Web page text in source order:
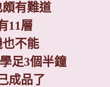
有難道
11層
不能
足3個半鐘
成品了